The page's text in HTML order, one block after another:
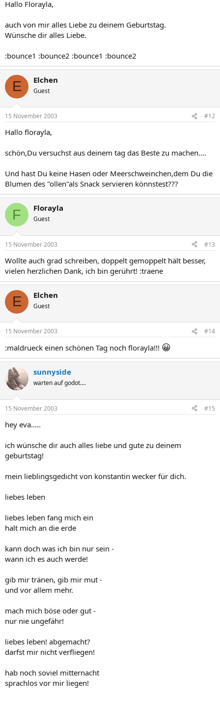
Hallo Florayla,
auch von mir alles Liebe zu deinem Geburtstag.
Wünsche dir alles Liebe.
:bounce1 :bounce2 :bounce1 :bounce2
E Elchen
Guest
15 November 2003 #12
Hallo florayla,
schön,Du versuchst aus deinem tag das Beste zu machen....
Und hast Du keine Hasen oder Meerschweinchen,dem Du die
Blumen des "ollen"als Snack servieren könnstest???
F Florayla
Guest
15 November 2003 #13
Wollte auch grad schreiben, doppelt gemoppelt hält besser,
vielen herzlichen Dank, ich bin gerührt! :traene
E Elchen
Guest
15 November 2003 #14
:maldrueck einen schönen Tag noch florayla!!! 😀
sunnyside
warten auf godot....
15 November 2003 #15
hey eva.....
ich wünsche dir auch alles liebe und gute zu deinem
geburtstag!
mein lieblingsgedicht von konstantin wecker für dich.
liebes leben
liebes leben fang mich ein
halt mich an die erde
kann doch was ich bin nur sein -
wann ich es auch werde!
gib mir tränen, gib mir mut -
und vor allem mehr.
mach mich böse oder gut -
nur nie ungefähr!
liebes leben! abgemacht?
darfst mir nicht verfliegen!
hab noch soviel mitternacht
sprachlos vor mir liegen!